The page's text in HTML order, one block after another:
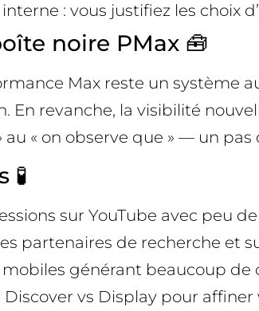
: vous justifiez les choix
noire PMax 🧰
Max reste un système
En revanche, la visibilité
au « on observe que » — un
sur YouTube avec peu
partenaires de recherche et
générant beaucoup
vs Display pour affiner